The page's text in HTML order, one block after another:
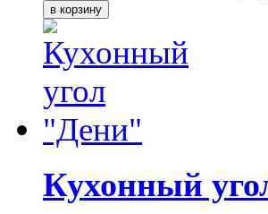
Кухонный